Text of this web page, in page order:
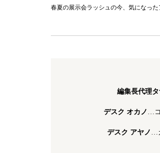
春夏の展示会ラッシュの今、気になっ
編集長代理タ
デスク オカノ …
デスク アヤノ …